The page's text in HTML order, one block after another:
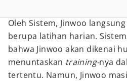
Oleh Sistem, Jinwoo
berupa latihan harian.
bahwa Jinwoo akan dikenai
menuntaskan training-nya
tertentu. Namun, Jinwoo